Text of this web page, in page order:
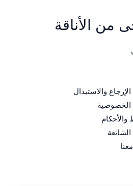
من الأناقة
والاستبدال
والأحكام
الشائعة